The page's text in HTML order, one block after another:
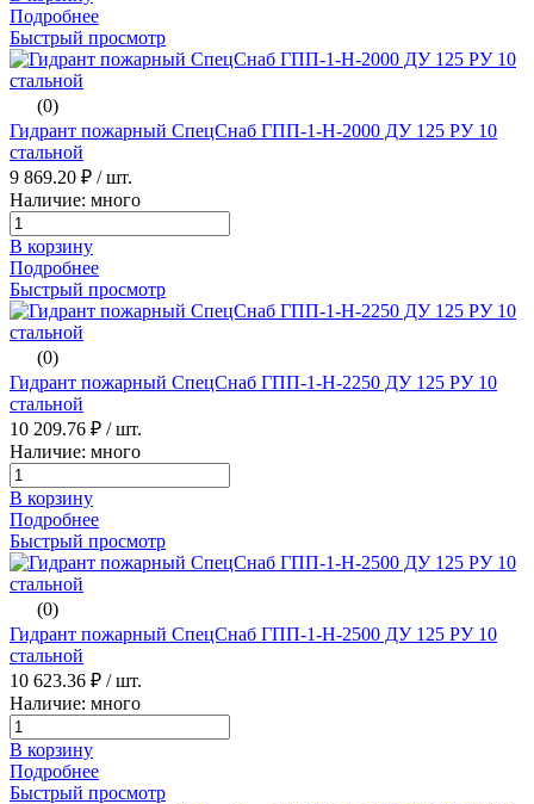
Подробнее
Быстрый просмотр
(0)
Гидрант пожарный СпецСнаб ГПП-1-H-2000 ДУ 125 РУ 10
стальной
9 869.20 ₽ / шт.
Наличие: много
В корзину
Подробнее
Быстрый просмотр
(0)
Гидрант пожарный СпецСнаб ГПП-1-H-2250 ДУ 125 РУ 10
стальной
10 209.76 ₽ / шт.
Наличие: много
В корзину
Подробнее
Быстрый просмотр
(0)
Гидрант пожарный СпецСнаб ГПП-1-H-2500 ДУ 125 РУ 10
стальной
10 623.36 ₽ / шт.
Наличие: много
В корзину
Подробнее
Быстрый просмотр